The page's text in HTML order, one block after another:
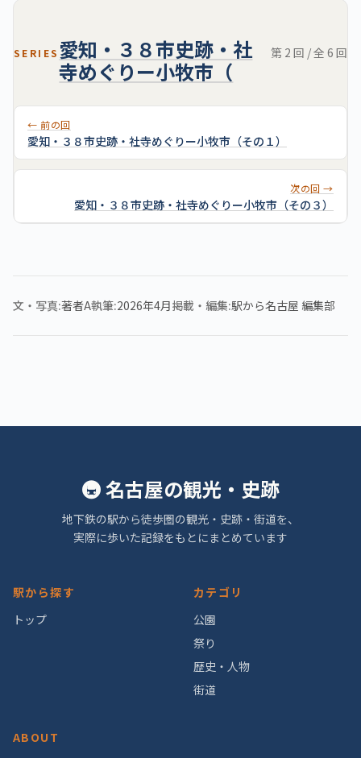
SERIES 愛知・３８市史跡・社
寺めぐりー小牧市（
第 2 回 / 全 6 回
← 前の回
愛知・３８市史跡・社寺めぐりー小牧市（その１）
次の回 →
愛知・３８市史跡・社寺めぐりー小牧市（その３）
文・写真 著者A執筆 2026年4月掲載・編集 駅から名古屋 編集部
🚇 名古屋の観光・史跡
地下鉄の駅から徒歩圏の観光・史跡・街道を、
実際に歩いた記録をもとにまとめています
駅から探す
トップ
カテゴリ
公園
祭り
歴史・人物
街道
ABOUT